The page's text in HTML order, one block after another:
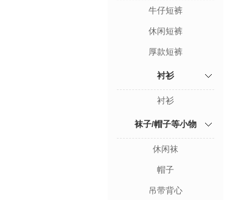
牛仔短裤
休闲短裤
厚款短裤
衬衫
衬衫
袜子/帽子等小物
休闲袜
帽子
吊带背心